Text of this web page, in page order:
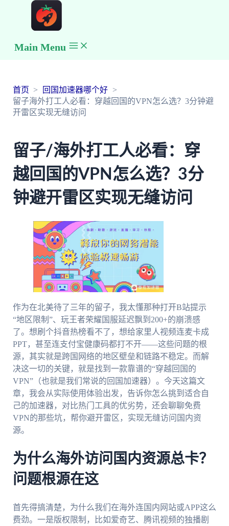
Main Menu
首页
回国加速器哪个好
留子海外打工人必看：穿越回国的VPN怎么选？3分钟避
开雷区实现无缝访问
留子/海外打工人必看：穿
越回国的VPN怎么选？3分
钟避开雷区实现无缝访问
作为在北美待了三年的留子，我太懂那种打开B站提示
“地区限制”、玩王者荣耀国服延迟飘到200+的崩溃感
了。想刷个抖音热榜看不了，想给家里人视频连麦卡成
PPT，甚至连支付宝健康码都打不开——这些问题的根
源，其实就是跨国网络的地区壁垒和链路不稳定。而解
决这一切的关键，就是找到一款靠谱的“穿越回国的
VPN”（也就是我们常说的回国加速器）。今天这篇文
章，我会从实际使用体验出发，告诉你怎么挑到适合自
己的加速器，对比热门工具的优劣势，还会聊聊免费
VPN的那些坑，帮你避开雷区，实现无缝访问国内资
源。
为什么海外访问国内资源总卡？
问题根源在这
首先得搞清楚，为什么我们在海外连国内网站或APP这么
费劲。一是版权限制，比如爱奇艺、腾讯视频的独播剧